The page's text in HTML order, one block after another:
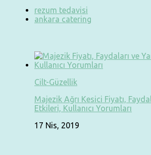
rezum tedavisi
ankara catering
Cilt-Güzellik
Majezik Ağrı Kesici Fiyatı,
Etkileri, Kullanıcı Yorumları
17 Nis, 2019